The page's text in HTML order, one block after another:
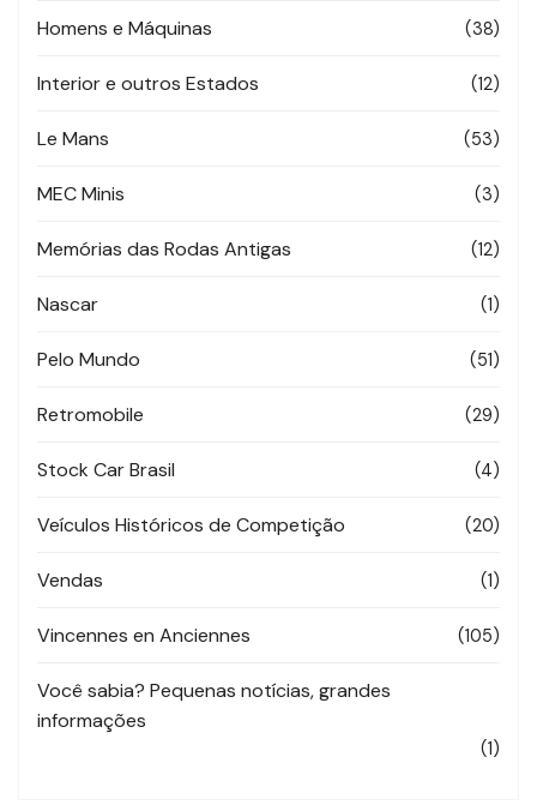
Homens e Máquinas (38)
Interior e outros Estados (12)
Le Mans (53)
MEC Minis (3)
Memórias das Rodas Antigas (12)
Nascar (1)
Pelo Mundo (51)
Retromobile (29)
Stock Car Brasil (4)
Veículos Históricos de Competição (20)
Vendas (1)
Vincennes en Anciennes (105)
Você sabia? Pequenas notícias, grandes
informações
(1)